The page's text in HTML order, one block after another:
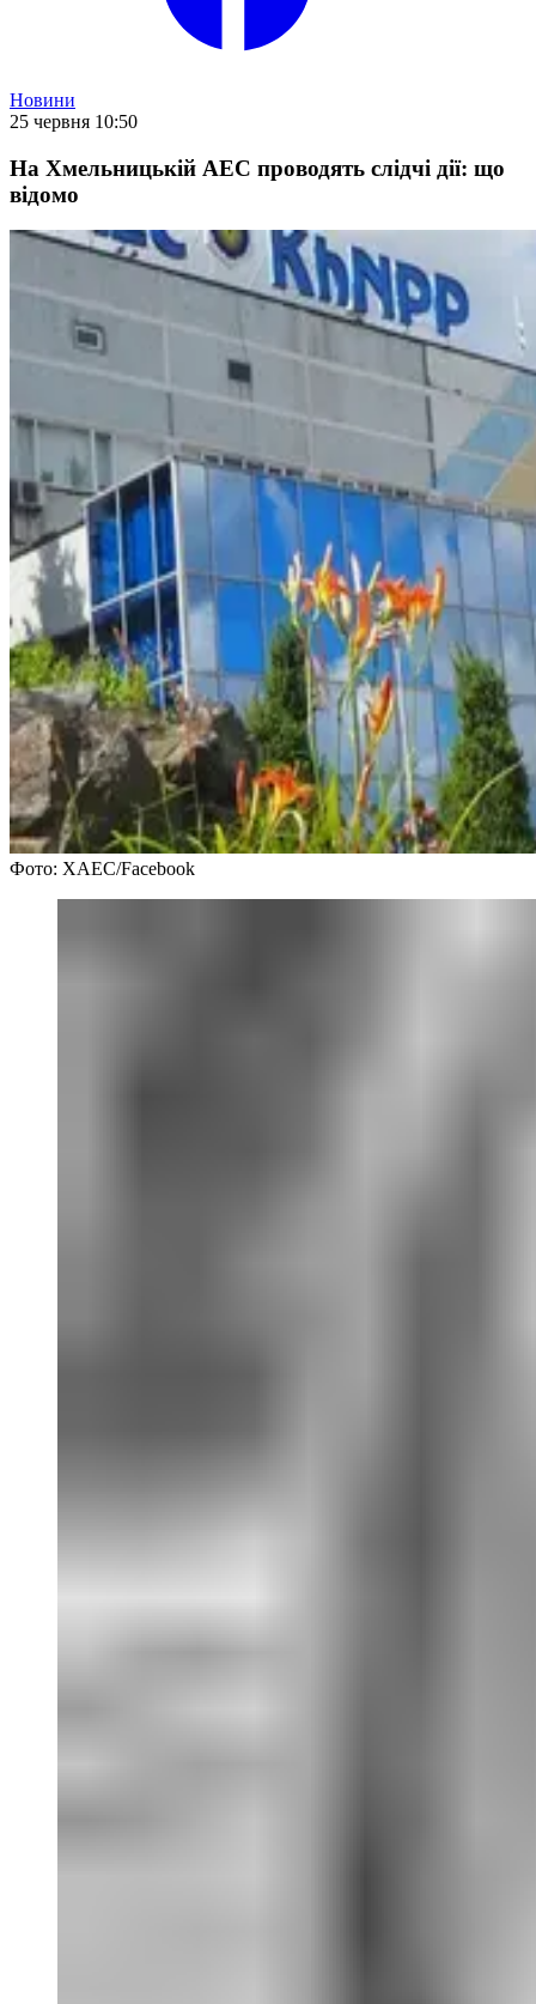
Новини
25 червня 10:50
На Хмельницькій АЕС проводять слідчі дії: що
відомо
Фото: ХАЕС/Facebook